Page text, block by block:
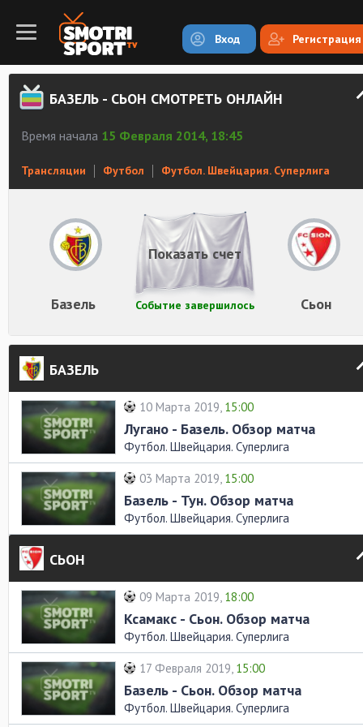
Вход Регистрация
БАЗЕЛЬ - СЬОН СМОТРЕТЬ ОНЛАЙН
Время начала 15 Февраля 2014, 18:45
Трансляции Футбол Футбол. Швейцария. Суперлига
Базель Сьон
Событие завершилось
Показать счет
БАЗЕЛЬ
10 Марта 2019, 15:00
Лугано - Базель. Обзор матча
Футбол. Швейцария. Суперлига
03 Марта 2019, 15:00
Базель - Тун. Обзор матча
Футбол. Швейцария. Суперлига
СЬОН
09 Марта 2019, 18:00
Ксамакс - Сьон. Обзор матча
Футбол. Швейцария. Суперлига
17 Февраля 2019, 15:00
Базель - Сьон. Обзор матча
Футбол. Швейцария. Суперлига